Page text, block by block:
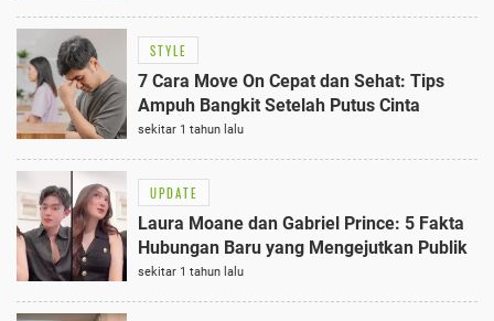
STYLE
7 Cara Move On Cepat dan Sehat: Tips
Ampuh Bangkit Setelah Putus Cinta
sekitar 1 tahun lalu
UPDATE
Laura Moane dan Gabriel Prince: 5 Fakta
Hubungan Baru yang Mengejutkan Publik
sekitar 1 tahun lalu